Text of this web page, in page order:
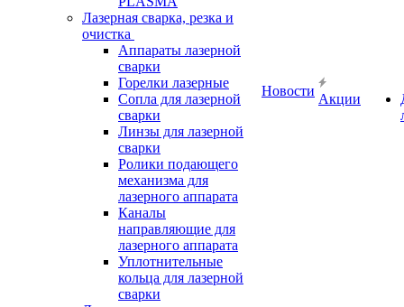
Лазерная сварка, резка и
очистка
Аппараты лазерной
сварки
Горелки лазерные
Сопла для лазерной
сварки
Линзы для лазерной
сварки
Ролики подающего
механизма для
лазерного аппарата
Каналы
направляющие для
лазерного аппарата
Уплотнительные
кольца для лазерной
сварки
Новости
Акции